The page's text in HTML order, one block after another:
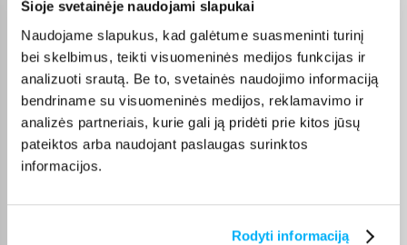
Šioje svetainėje naudojami slapukai
Naudojame slapukus, kad galėtume suasmeninti turinį
bei skelbimus, teikti visuomeninės medijos funkcijas ir
analizuoti srautą. Be to, svetainės naudojimo informaciją
bendriname su visuomeninės medijos, reklamavimo ir
analizės partneriais, kurie gali ją pridėti prie kitos jūsų
pateiktos arba naudojant paslaugas surinktos
informacijos.
Rodyti informaciją
Pirkėjų atsiliepimai apie prekes
Patvirtintas pirkėjas